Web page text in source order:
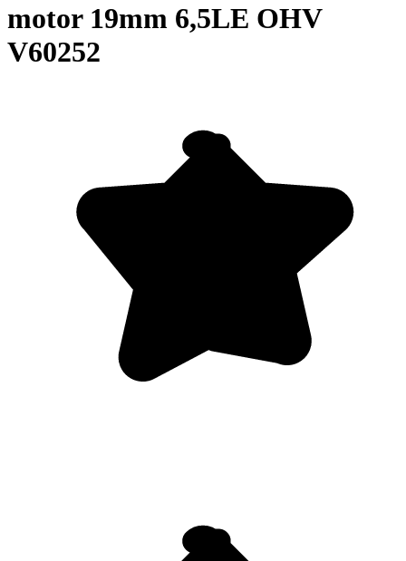
motor 19mm 6,5LE OHV
V60252